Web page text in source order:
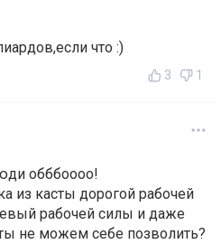
что :)
3 1
обббоооо!
из касты дорогой рабочей
рабочей силы и даже
не можем себе позволить?